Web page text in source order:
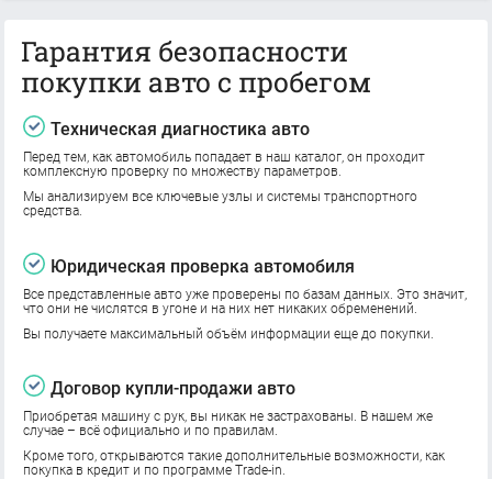
Гарантия безопасности
покупки авто с пробегом
Техническая диагностика авто
Перед тем, как автомобиль попадает в наш каталог, он проходит
комплексную проверку по множеству параметров.
Мы анализируем все ключевые узлы и системы транспортного
средства.
Юридическая проверка автомобиля
Все представленные авто уже проверены по базам данных. Это значит,
что они не числятся в угоне и на них нет никаких обременений.
Вы получаете максимальный объём информации еще до покупки.
Договор купли-продажи авто
Приобретая машину с рук, вы никак не застрахованы. В нашем же
случае – всё официально и по правилам.
Кроме того, открываются такие дополнительные возможности, как
покупка в кредит и по программе Trade-in.